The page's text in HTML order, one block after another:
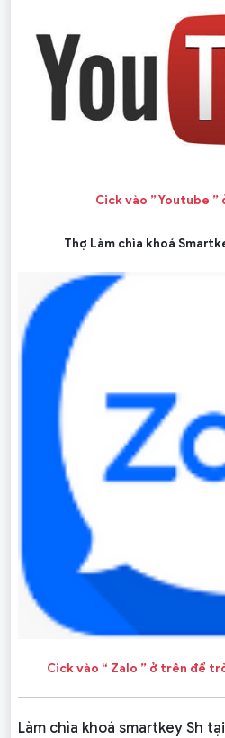
Cick vào ” Youtube
Thợ Làm chìa khoá
Cick vào “ Zalo ” ở trên để
Làm chìa khoá smartkey Sh